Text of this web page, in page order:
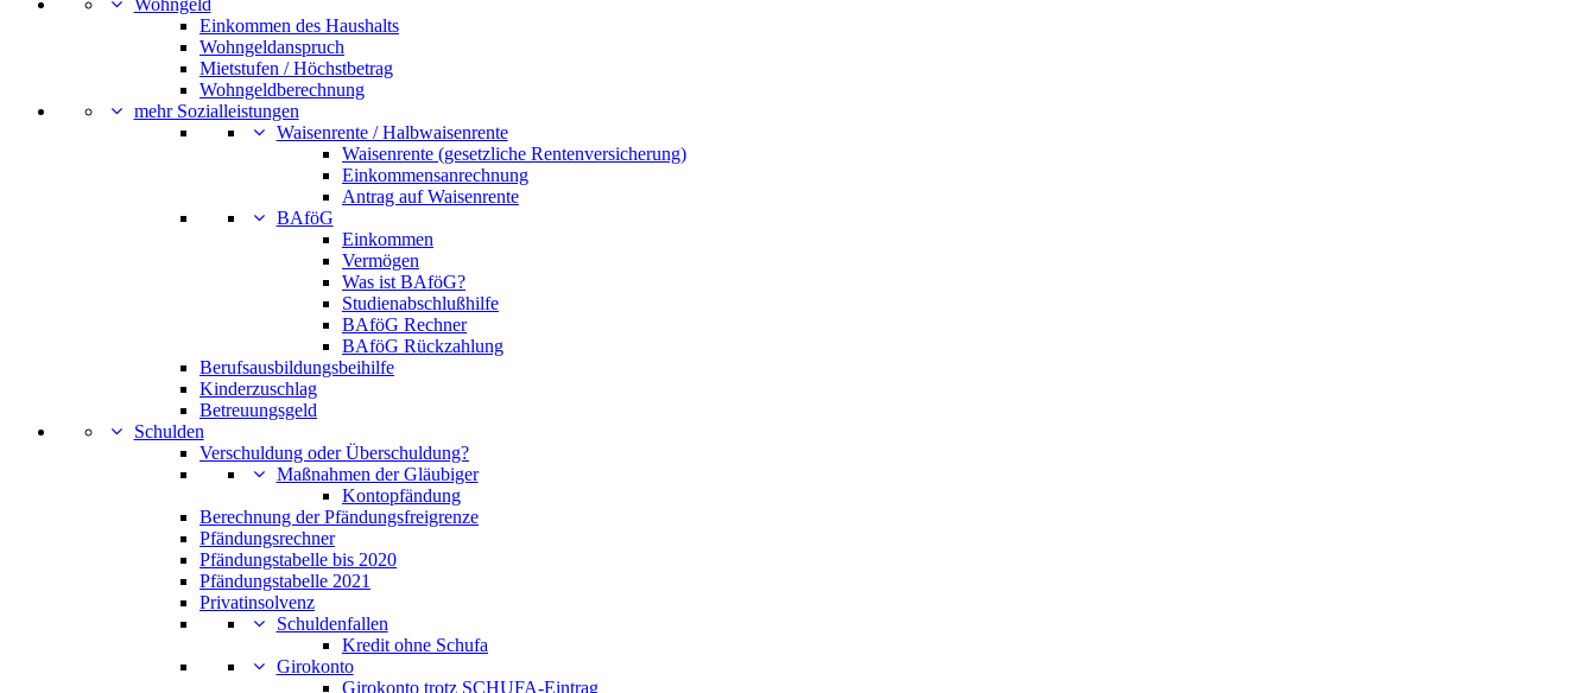
Wohngeld
Einkommen des Haushalts
Wohngeldanspruch
Mietstufen / Höchstbetrag
Wohngeldberechnung
mehr Sozialleistungen
Waisenrente / Halbwaisenrente
Waisenrente (gesetzliche Rentenversicherung)
Einkommensanrechnung
Antrag auf Waisenrente
BAföG
Einkommen
Vermögen
Was ist BAföG?
Studienabschlußhilfe
BAföG Rechner
BAföG Rückzahlung
Berufsausbildungsbeihilfe
Kinderzuschlag
Betreuungsgeld
Schulden
Verschuldung oder Überschuldung?
Maßnahmen der Gläubiger
Kontopfändung
Berechnung der Pfändungsfreigrenze
Pfändungsrechner
Pfändungstabelle bis 2020
Pfändungstabelle 2021
Privatinsolvenz
Schuldenfallen
Kredit ohne Schufa
Girokonto
Girokonto trotz SCHUFA-Eintrag